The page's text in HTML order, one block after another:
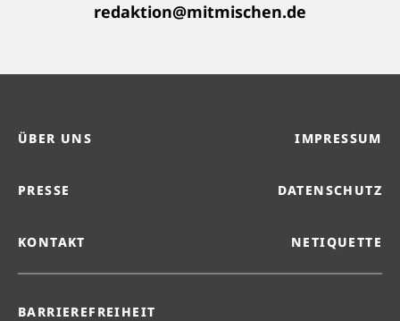
redaktion@mitmischen.de
ÜBER UNS IMPRESSUM
PRESSE DATENSCHUTZ
KONTAKT NETIQUETTE
BARRIEREFREIHEIT